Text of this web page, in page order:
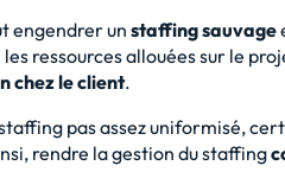
engendrer un staffing sauvage
ressources allouées sur le
chez le client.
pas assez uniformisé,
rendre la gestion du staffing